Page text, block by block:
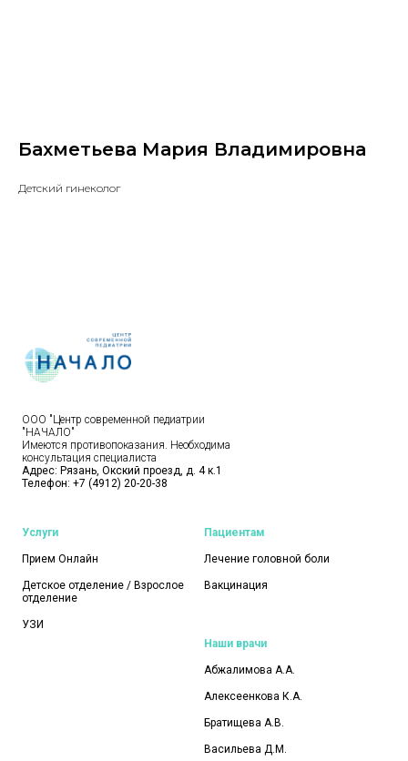
Бахметьева Мария Владимировна
Детский гинеколог
ООО "Центр современной педиатрии
"НАЧАЛО"
Имеются противопоказания. Необходима
консультация специалиста
Адрес: Рязань, Окский проезд, д. 4 к.1
Телефон: +7 (4912) 20-20-38
Услуги
Прием Онлайн
Детское отделение / Взрослое
отделение
УЗИ
Пациентам
Лечение головной боли
Вакцинация
Наши врачи
Абжалимова А.А.
Алексеенкова К.А.
Братищева А.В.
Васильева Д.М.